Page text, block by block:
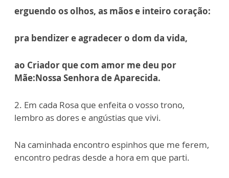
erguendo os olhos, as mãos e inteiro coração:
pra bendizer e agradecer o dom da vida,
ao Criador que com amor me deu por
Mãe:Nossa Senhora de Aparecida.
2. Em cada Rosa que enfeita o vosso trono,
lembro as dores e angústias que vivi.
Na caminhada encontro espinhos que me ferem,
encontro pedras desde a hora em que parti.